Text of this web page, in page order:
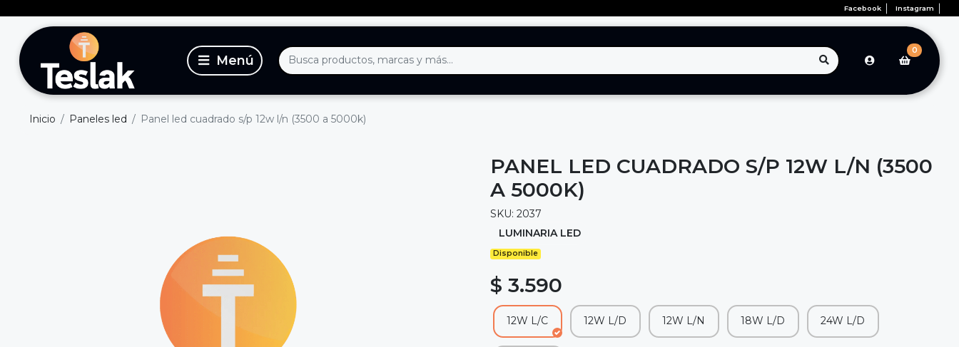
Facebook Instagram
0
Inicio Paneles led Panel led cuadrado s/p 12w l/n (3500 a 5000k)
PANEL LED CUADRADO S/P 12W L/N (3500
A 5000K)
SKU: 2037
LUMINARIA LED
Disponible
$ 3.590
12W L/C 12W L/D 12W L/N 18W L/D 24W L/D